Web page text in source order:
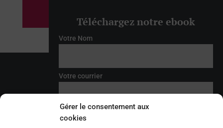
Gérer le consentement aux
cookies
Téléchargez notre ebook
Votre Nom
Votre courrier
* J'ai lu et j'accepte l'
Quadratia Building